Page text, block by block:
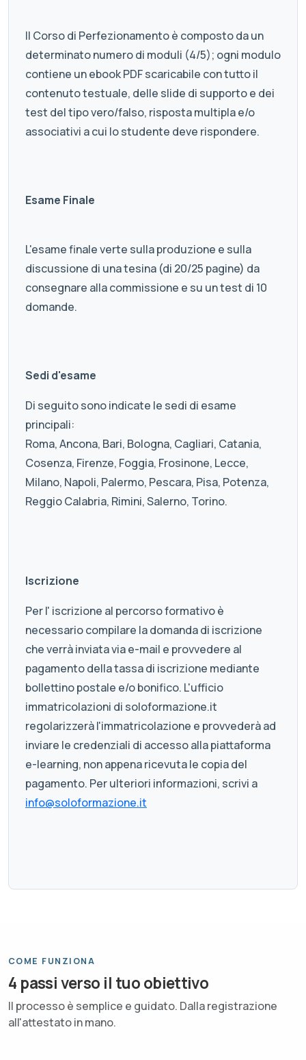
Il Corso di Perfezionamento è composto da un
determinato numero di moduli (4/5); ogni modulo
contiene un ebook PDF scaricabile con tutto il
contenuto testuale, delle slide di supporto e dei
test del tipo vero/falso, risposta multipla e/o
associativi a cui lo studente deve rispondere.
Esame Finale
L'esame finale verte sulla produzione e sulla
discussione di una tesina (di 20/25 pagine) da
consegnare alla commissione e su un test di 10
domande.
Sedi d'esame
Di seguito sono indicate le sedi di esame
principali:
Roma, Ancona, Bari, Bologna, Cagliari, Catania,
Cosenza, Firenze, Foggia, Frosinone, Lecce,
Milano, Napoli, Palermo, Pescara, Pisa, Potenza,
Reggio Calabria, Rimini, Salerno, Torino.
Iscrizione
Per l' iscrizione al percorso formativo è
necessario compilare la domanda di iscrizione
che verrà inviata via e-mail e provvedere al
pagamento della tassa di iscrizione mediante
bollettino postale e/o bonifico. L'ufficio
immatricolazioni di soloformazione.it
regolarizzerà l'immatricolazione e provvederà ad
inviare le credenziali di accesso alla piattaforma
e-learning, non appena ricevuta le copia del
pagamento. Per ulteriori informazioni, scrivi a
info@soloformazione.it
COME FUNZIONA
4 passi verso il tuo obiettivo
Il processo è semplice e guidato. Dalla registrazione
all'attestato in mano.